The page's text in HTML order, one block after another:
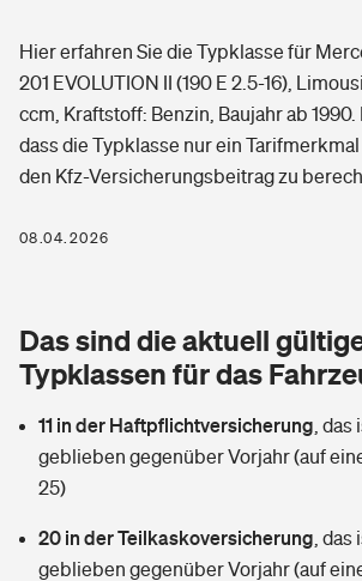
Arbeitsrechtsschutz
Berufshaftpflichtversicherung
Rentenrechner: Wie viel Geld bekomme ich
Wer versichert was: Jetzt Versicherer finden
Sie haben Fragen?
Hausratversicherung
Elementarversicherung
Photovoltaik
Wärmepumpen versichern
Vermieterrrechtsschutz
Mietkautionsversicherung
Restkreditversicherung
Zur Übersicht
Pri­vate Haft­pflicht­
Rechts­schutz­ver­si­che­rung
Kinderunfall­ver­si­che­rung
Reiseversicherung
Gesundheit
Private Krankenversicherung
Tierkrankenversicherung
Zur Übersicht
Hier erfahren Sie die Typklasse für
201 EVOLUTION II (190 E 2.5-16),
ccm, Kraftstoff: Benzin, Baujahr ab 1990.
dass die Typklasse nur ein
den Kfz-Versicherungsbeitrag zu
08.04.2026
Das sind die aktuell
Typklassen für das
11 in der Haftpflichtversicherung das
geblieben gegenüber Vorjahr (auf
25)
20 in der Teilkaskoversicherung das
geblieben gegenüber Vorjahr (auf